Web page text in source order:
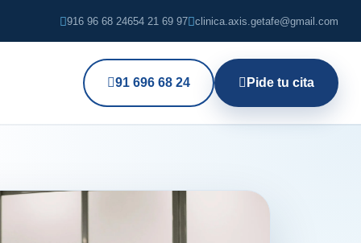
916 96 68 24654 21 69 97 clinica.axis.getafe@gmail.com
91 696 68 24 Pide tu cita